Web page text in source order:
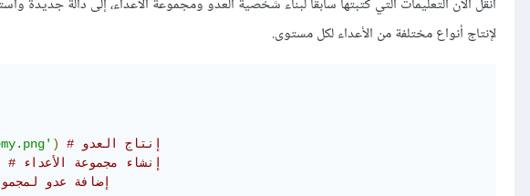
انقل الآن التعليمات التي كتبتها سابقًا لبناء شخصية العدو ومجموعة الأعداء، إلى دالة
لإنتاج أنواع مختلفة من الأعداء لكل مستوى.
)
# إنتاج العدو
# إنشاء مجموعة الأعداء
# إضافة عدو